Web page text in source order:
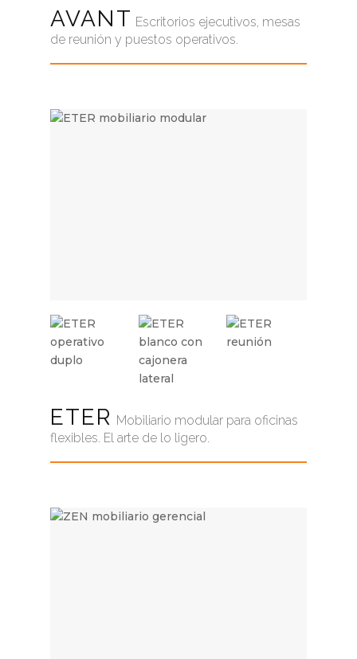
AVANT Escritorios ejecutivos, mesas
de reunión y puestos operativos.
ETER Mobiliario modular para oficinas
flexibles. El arte de lo ligero.